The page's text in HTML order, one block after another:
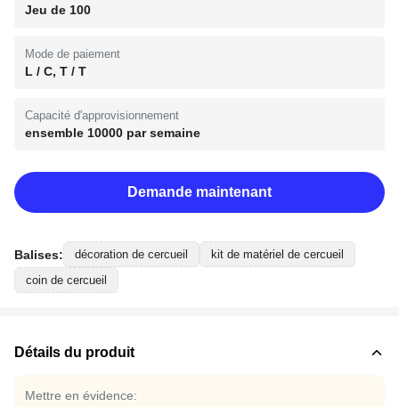
Jeu de 100
Mode de paiement
L / C, T / T
Capacité d'approvisionnement
ensemble 10000 par semaine
Demande maintenant
Balises: décoration de cercueil
kit de matériel de cercueil
coin de cercueil
Détails du produit
Mettre en évidence: